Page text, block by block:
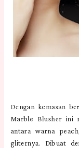
Dengan kemasan
Marble Blusher ini
antara warna
gliternya. Dibuat